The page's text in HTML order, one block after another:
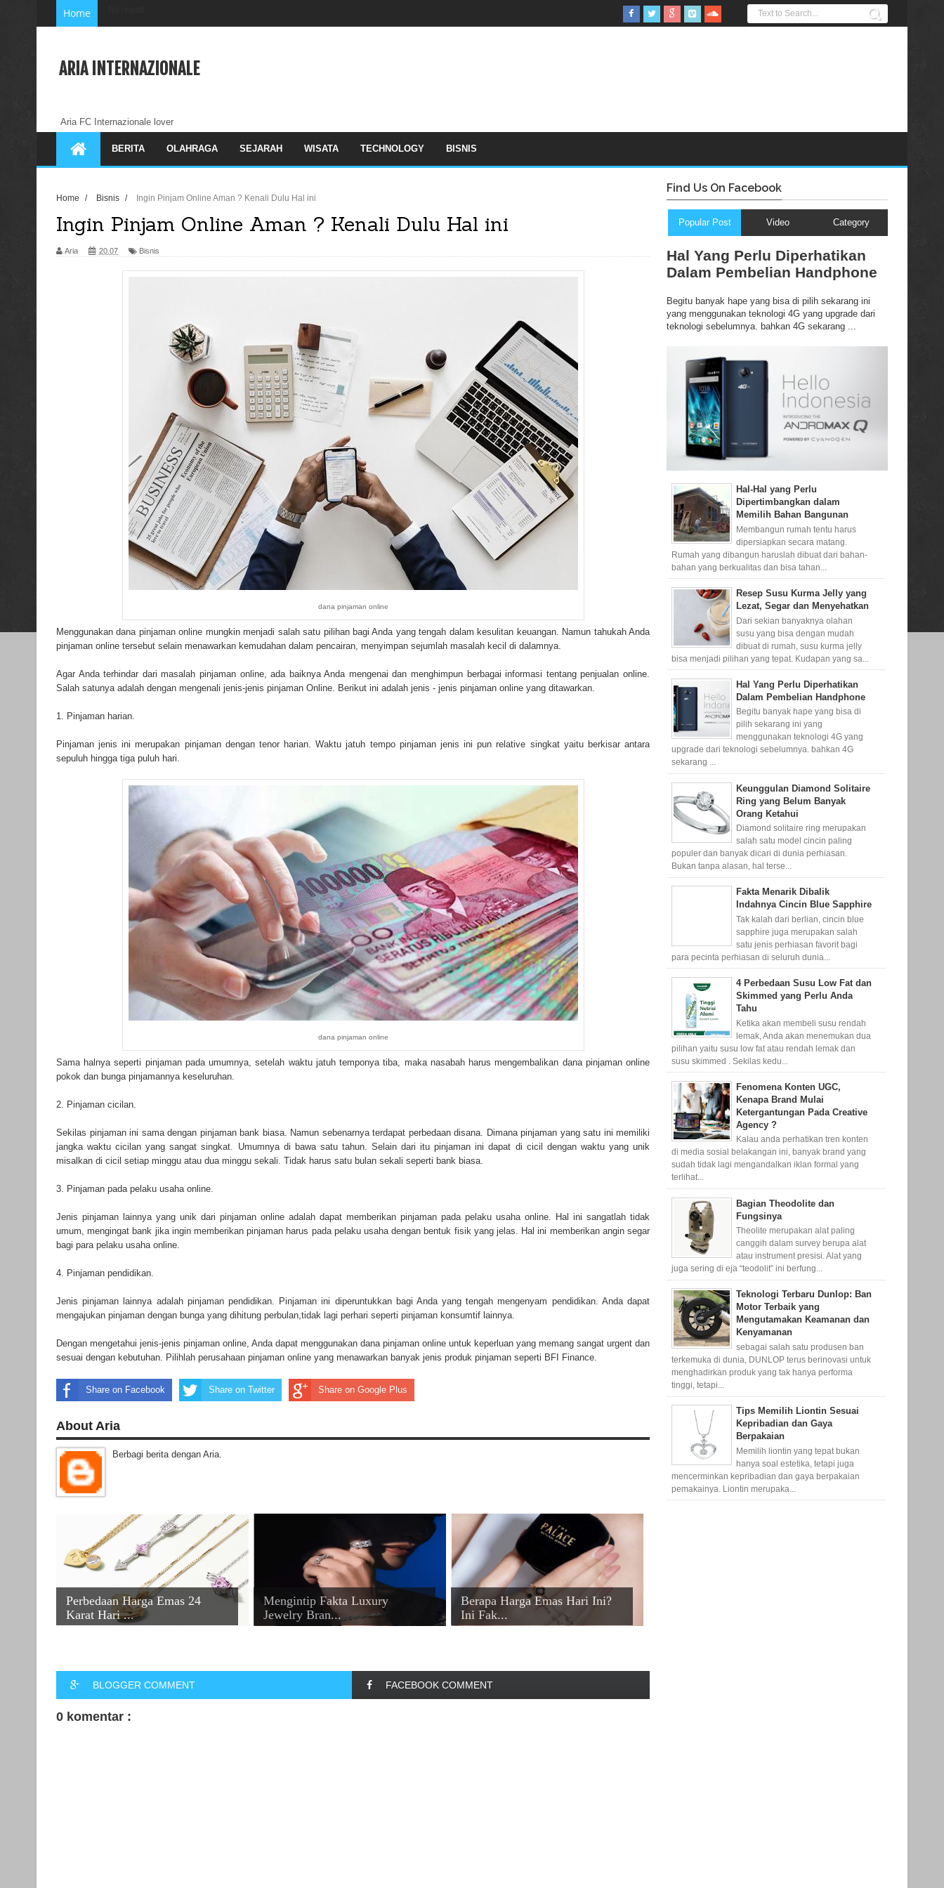
Home
ARIA INTERNAZIONALE
Aria FC Internazionale lover
BERITA OLAHRAGA SEJARAH WISATA TECHNOLOGY BISNIS
Home / Bisnis / Ingin Pinjam Online Aman ? Kenali Dulu Hal ini
Ingin Pinjam Online Aman ? Kenali Dulu Hal ini
Aria 20.07 Bisnis
dana pinjaman online
Menggunakandana pinjaman online mungkin menjadi salah satu pilihan bagi Anda yang tengah dalam kesulitan keuangan. Namun tahukah Anda
pinjaman online tersebut selain menawarkan kemudahan dalam pencairan, menyimpan sejumlah masalah kecil di dalamnya.
Agar Anda terhindar dari masalah pinjaman online, ada baiknya Anda mengenai dan menghimpun berbagai informasi tentang penjualan online.
Salah satunya adalah dengan mengenali jenis-jenis pinjaman Online. Berikut ini adalah jenis - jenis pinjaman online yang ditawarkan.
1. Pinjaman harian.
Pinjaman jenis ini merupakan pinjaman dengan tenor harian. Waktu jatuh tempo pinjaman jenis ini pun relative singkat yaitu berkisar antara
sepuluh hingga tiga puluh hari.
dana pinjaman online
Sama halnya seperti pinjaman pada umumnya, setelah waktu jatuh temponya tiba, maka nasabah harus mengembalikan dana pinjaman online
pokok dan bunga pinjamannya keseluruhan.
2. Pinjaman cicilan.
Sekilas pinjaman ini sama dengan pinjaman bank biasa. Namun sebenarnya terdapat perbedaan disana. Dimana pinjaman yang satu ini memiliki
jangka waktu cicilan yang sangat singkat. Umumnya di bawa satu tahun. Selain dari itu pinjaman ini dapat di cicil dengan waktu yang unik
misalkan di cicil setiap minggu atau dua minggu sekali. Tidak harus satu bulan sekali seperti bank biasa.
3. Pinjaman pada pelaku usaha online.
Jenis pinjaman lainnya yang unik dari pinjaman online adalah dapat memberikan pinjaman pada pelaku usaha online. Hal ini sangatlah tidak
umum, mengingat bank jika ingin memberikan pinjaman harus pada pelaku usaha dengan bentuk fisik yang jelas. Hal ini memberikan angin segar
bagi para pelaku usaha online.
4. Pinjaman pendidikan.
Jenis pinjaman lainnya adalah pinjaman pendidikan. Pinjaman ini diperuntukkan bagi Anda yang tengah mengenyam pendidikan. Anda dapat
mengajukan pinjaman dengan bunga yang dihitung perbulan,tidak lagi perhari seperti pinjaman konsumtif lainnya.
Dengan mengetahui jenis-jenis pinjaman online, Anda dapat menggunakan dana pinjaman online untuk keperluan yang memang sangat urgent dan
sesuai dengan kebutuhan. Pilihlah perusahaan pinjaman online yang menawarkan banyak jenis produk pinjaman seperti BFI Finance.
Share on Facebook Share on Twitter Share on Google Plus
About Aria
Berbagi berita dengan Aria.
Perbedaan Harga Emas 24
Karat Hari ...
Mengintip Fakta Luxury
Jewelry Bran...
Berapa Harga Emas Hari Ini?
Ini Fak...
BLOGGER COMMENT FACEBOOK COMMENT
0 komentar :
Find Us On Facebook
Popular Post Video Category
Hal Yang Perlu Diperhatikan
Dalam Pembelian Handphone
Begitu banyak hape yang bisa di pilih sekarang ini
yang menggunakan teknologi 4G yang upgrade dari
teknologi sebelumnya. bahkan 4G sekarang ...
Hal-Hal yang Perlu
Dipertimbangkan dalam
Memilih Bahan Bangunan
Membangun rumah tentu harus
dipersiapkan secara matang.
Rumah yang dibangun haruslah dibuat dari bahan-
bahan yang berkualitas dan bisa tahan...
Resep Susu Kurma Jelly yang
Lezat, Segar dan Menyehatkan
Dari sekian banyaknya olahan
susu yang bisa dengan mudah
dibuat di rumah, susu kurma jelly
bisa menjadi pilihan yang tepat. Kudapan yang sa...
Hal Yang Perlu Diperhatikan
Dalam Pembelian Handphone
Begitu banyak hape yang bisa di
pilih sekarang ini yang
menggunakan teknologi 4G yang
upgrade dari teknologi sebelumnya. bahkan 4G
sekarang ...
Keunggulan Diamond Solitaire
Ring yang Belum Banyak
Orang Ketahui
Diamond solitaire ring merupakan
salah satu model cincin paling
populer dan banyak dicari di dunia perhiasan.
Bukan tanpa alasan, hal terse...
Fakta Menarik Dibalik
Indahnya Cincin Blue Sapphire
Tak kalah dari berlian, cincin blue
sapphire juga merupakan salah
satu jenis perhiasan favorit bagi
para pecinta perhiasan di seluruh dunia...
4 Perbedaan Susu Low Fat dan
Skimmed yang Perlu Anda
Tahu
Ketika akan membeli susu rendah
lemak, Anda akan menemukan dua
pilihan yaitu susu low fat atau rendah lemak dan
susu skimmed . Sekilas kedu...
Fenomena Konten UGC,
Kenapa Brand Mulai
Ketergantungan Pada Creative
Agency ?
Kalau anda perhatikan tren konten
di media sosial belakangan ini, banyak brand yang
sudah tidak lagi mengandalkan iklan formal yang
terlihat...
Bagian Theodolite dan
Fungsinya
Theolite merupakan alat paling
canggih dalam survey berupa alat
atau instrument presisi. Alat yang
juga sering di eja “teodolit” ini berfung...
Teknologi Terbaru Dunlop: Ban
Motor Terbaik yang
Mengutamakan Keamanan dan
Kenyamanan
sebagai salah satu produsen ban
terkemuka di dunia, DUNLOP terus berinovasi untuk
menghadirkan produk yang tak hanya performa
tinggi, tetapi...
Tips Memilih Liontin Sesuai
Kepribadian dan Gaya
Berpakaian
Memilih liontin yang tepat bukan
hanya soal estetika, tetapi juga
mencerminkan kepribadian dan gaya berpakaian
pemakainya. Liontin merupaka...